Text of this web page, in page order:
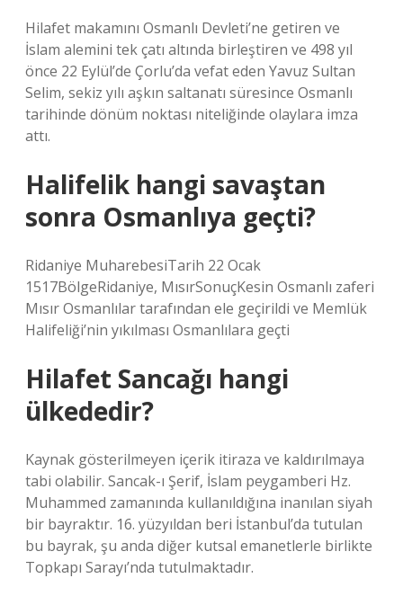
Hilafet makamını Osmanlı Devleti’ne getiren ve
İslam alemini tek çatı altında birleştiren ve 498 yıl
önce 22 Eylül’de Çorlu’da vefat eden Yavuz Sultan
Selim, sekiz yılı aşkın saltanatı süresince Osmanlı
tarihinde dönüm noktası niteliğinde olaylara imza
attı.
Halifelik hangi savaştan
sonra Osmanlıya geçti?
Ridaniye MuharebesiTarih 22 Ocak
1517BölgeRidaniye, MısırSonuçKesin Osmanlı zaferi
Mısır Osmanlılar tarafından ele geçirildi ve Memlük
Halifeliği’nin yıkılması Osmanlılara geçti
Hilafet Sancağı hangi
ülkededir?
Kaynak gösterilmeyen içerik itiraza ve kaldırılmaya
tabi olabilir. Sancak-ı Şerif, İslam peygamberi Hz.
Muhammed zamanında kullanıldığına inanılan siyah
bir bayraktır. 16. yüzyıldan beri İstanbul’da tutulan
bu bayrak, şu anda diğer kutsal emanetlerle birlikte
Topkapı Sarayı’nda tutulmaktadır.